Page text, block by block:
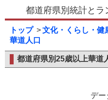
都道府県別統計とラ
トップ 文化・くらし・健
華道人口
都道府県別25歳以上華道
デー